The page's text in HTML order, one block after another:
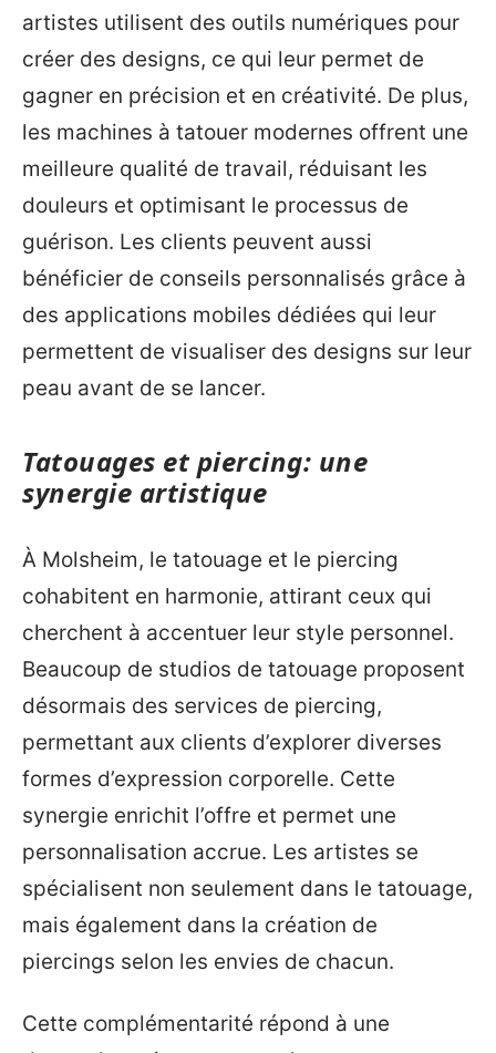
artistes utilisent des outils numériques pour
créer des designs, ce qui leur permet de
gagner en précision et en créativité. De plus,
les machines à tatouer modernes offrent une
meilleure qualité de travail, réduisant les
douleurs et optimisant le processus de
guérison. Les clients peuvent aussi
bénéficier de conseils personnalisés grâce à
des applications mobiles dédiées qui leur
permettent de visualiser des designs sur leur
peau avant de se lancer.
Tatouages et piercing: une
synergie artistique
À Molsheim, le tatouage et le piercing
cohabitent en harmonie, attirant ceux qui
cherchent à accentuer leur style personnel.
Beaucoup de studios de tatouage proposent
désormais des services de piercing,
permettant aux clients d’explorer diverses
formes d’expression corporelle. Cette
synergie enrichit l’offre et permet une
personnalisation accrue. Les artistes se
spécialisent non seulement dans le tatouage,
mais également dans la création de
piercings selon les envies de chacun.
Cette complémentarité répond à une